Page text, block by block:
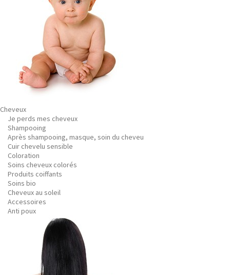
Cheveux
Je perds mes cheveux
Shampooing
Après shampooing, masque, soin du cheveu
Cuir chevelu sensible
Coloration
Soins cheveux colorés
Produits coiffants
Soins bio
Cheveux au soleil
Accessoires
Anti poux